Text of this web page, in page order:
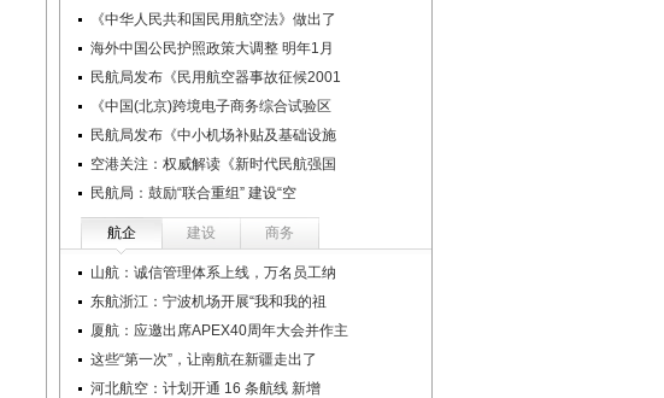
《中华人民共和国民用航空法》做出了
海外中国公民护照政策大调整 明年1月
民航局发布《民用航空器事故征候2001
《中国(北京)跨境电子商务综合试验区
民航局发布《中小机场补贴及基础设施
空港关注：权威解读《新时代民航强国
民航局：鼓励“联合重组” 建设“空
航企 建设 商务
山航：诚信管理体系上线，万名员工纳
东航浙江：宁波机场开展“我和我的祖
厦航：应邀出席APEX40周年大会并作主
这些“第一次”，让南航在新疆走出了
河北航空：计划开通 16 条航线 新增